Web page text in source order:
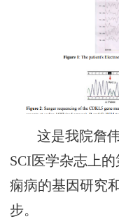
这是我院詹
SCI医学杂志上
痫病的基因研究
步。